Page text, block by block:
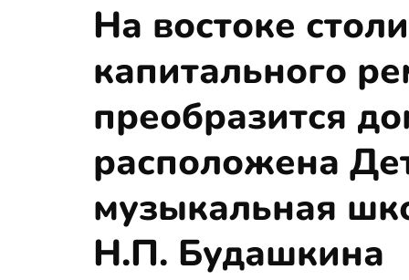
На востоке
капитального
преобразится
расположена
музыкальная
Н.П. Будашкина